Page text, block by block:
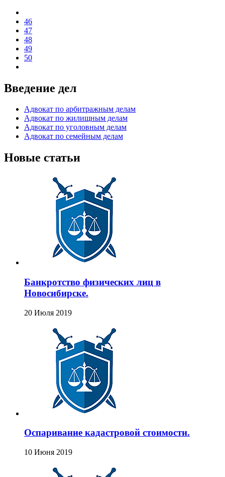
46
47
48
49
50
Введение дел
Адвокат по арбитражным делам
Адвокат по жилищным делам
Адвокат по уголовным делам
Адвокат по семейным делам
Новые статьи
Банкротство физических лиц в
Новосибирске.
20 Июля 2019
Оспаривание кадастровой стоимости.
10 Июня 2019